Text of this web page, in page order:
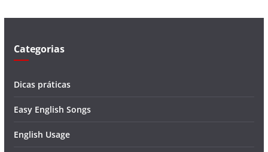
Categorias
Dicas práticas
Easy English Songs
English Usage